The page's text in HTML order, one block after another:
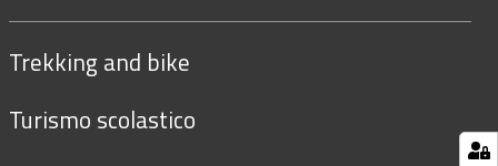
Trekking and bike
Turismo scolastico